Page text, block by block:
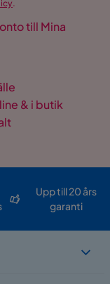
.
till Mina
& i butik
Upp till 20 års
garanti